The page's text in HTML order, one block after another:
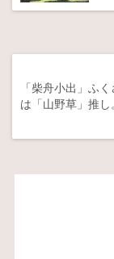
「柴舟小出」ふ
は「山野草」推し